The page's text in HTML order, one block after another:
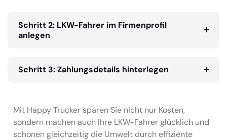
Schritt 2: LKW-Fahrer im Firmenprofil
anlegen
Schritt 3: Zahlungsdetails hinterlegen
Mit Happy Trucker sparen Sie nicht nur Kosten,
sondern machen auch Ihre LKW-Fahrer glücklich und
schonen gleichzeitig die Umwelt durch effiziente